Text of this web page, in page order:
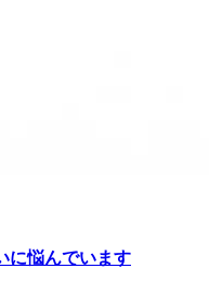
に悩んでいます